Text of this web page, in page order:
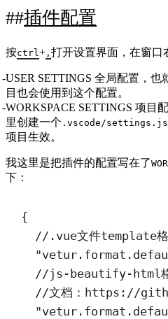
插件配置
按ctrl + , 打开设置界面，在窗口
USER SETTINGS 全局配置，
目也会使用到这个配置。
WORKSPACE SETTINGS 项目
里创建一个 .vscode/
项目生效。
我这里是把插件的配置写在了
下：
{
//.vue文件template
//js-beautify-html格
//文档：https://